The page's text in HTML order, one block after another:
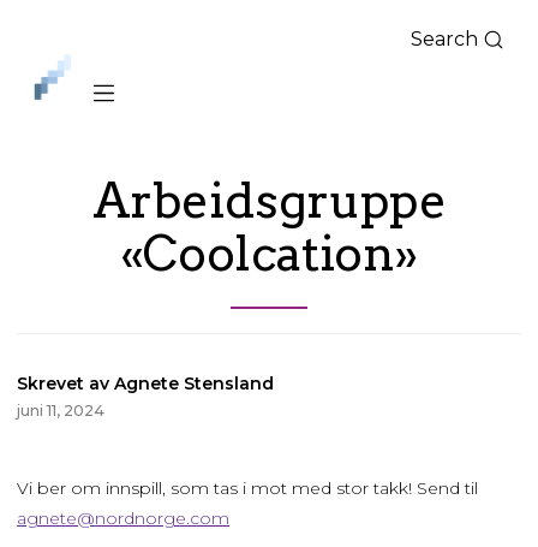
iLag
Nord
Norge
Search
Arbeidsgruppe
«Coolcation»
Skrevet av Agnete Stensland
juni 11, 2024
Vi ber om innspill, som tas i mot med stor takk! Send til
agnete@nordnorge.com